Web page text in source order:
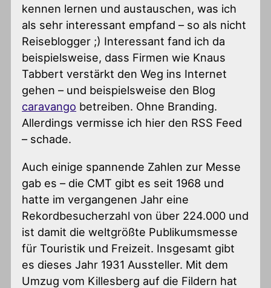
kennen lernen und austauschen, was ich
als sehr interessant empfand – so als nicht
Reiseblogger ;) Interessant fand ich da
beispielsweise, dass Firmen wie Knaus
Tabbert verstärkt den Weg ins Internet
gehen – und beispielsweise den Blog
caravango betreiben. Ohne Branding.
Allerdings vermisse ich hier den RSS Feed
– schade.
Auch einige spannende Zahlen zur Messe
gab es – die CMT gibt es seit 1968 und
hatte im vergangenen Jahr eine
Rekordbesucherzahl von über 224.000 und
ist damit die weltgrößte Publikumsmesse
für Touristik und Freizeit. Insgesamt gibt
es dieses Jahr 1931 Aussteller. Mit dem
Umzug vom Killesberg auf die Fildern hat